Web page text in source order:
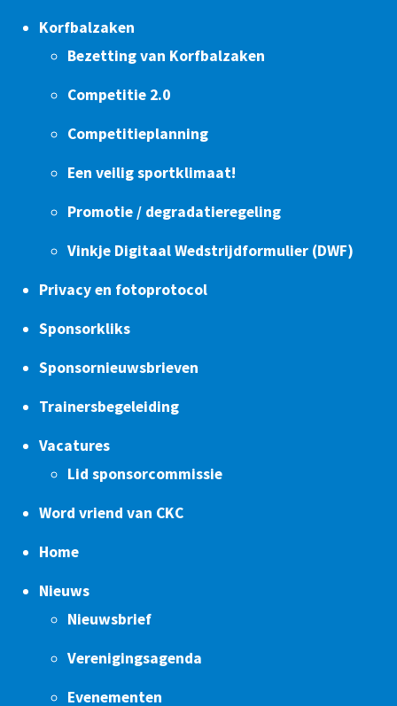
Korfbalzaken
Bezetting van Korfbalzaken
Competitie 2.0
Competitieplanning
Een veilig sportklimaat!
Promotie / degradatieregeling
Vinkje Digitaal Wedstrijdformulier (DWF)
Privacy en fotoprotocol
Sponsorkliks
Sponsornieuwsbrieven
Trainersbegeleiding
Vacatures
Lid sponsorcommissie
Word vriend van CKC
Home
Nieuws
Nieuwsbrief
Verenigingsagenda
Evenementen